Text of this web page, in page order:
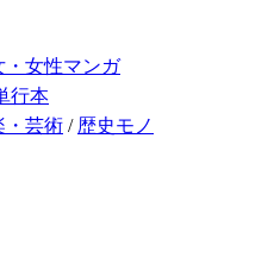
・女性マンガ
行本
・芸術 / 歴史モノ